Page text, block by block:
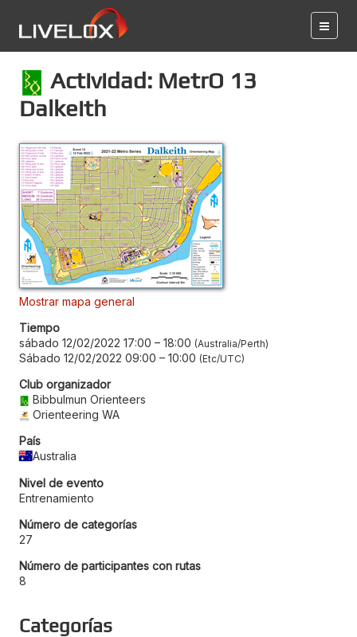
Actividad: MetrO 13
Dalkeith
Mostrar mapa general
Tiempo
sábado 12/02/2022 17:00 – 18:00 Australia/Perth
Sábado 12/02/2022 09:00 – 10:00 Etc/UTC
Club organizador
Bibbulmun Orienteers
Orienteering WA
País
Australia
Nivel de evento
Entrenamiento
Número de categorías
27
Número de participantes con rutas
8
Categorías